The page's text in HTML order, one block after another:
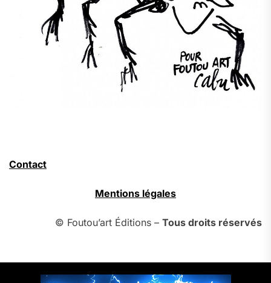
Contact
Mentions légales
© Foutou’art Éditions – Tous droits réservés